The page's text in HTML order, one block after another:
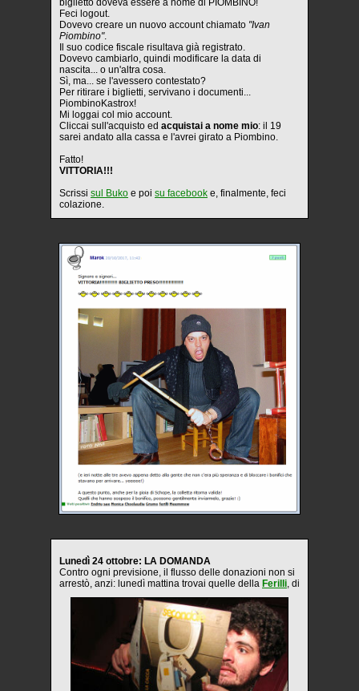
biglietto doveva essere a nome di PIOMBINO!
Feci logout.
Dovevo creare un nuovo account chiamato "Ivan
Piombino".
Il suo codice fiscale risultava già registrato.
Dovevo cambiarlo, quindi modificare la data di
nascita... o un'altra cosa.
Sì, ma... se l'avessero contestato?
Per ritirare i biglietti, servivano i documenti...
PiombinoKastrox!
Mi loggai col mio account.
Cliccai sull'acquisto ed acquistai a nome mio: il 19
sarei andato alla cassa e l'avrei girato a Piombino.
Fatto!
VITTORIA!!!
Scrissi sul Buko e poi su facebook e, finalmente, feci
colazione.
Lunedì 24 ottobre: LA DOMANDA
Contro ogni previsione, il flusso delle donazioni non si
arrestò, anzi: lunedì mattina trovai quelle della Ferilli , di